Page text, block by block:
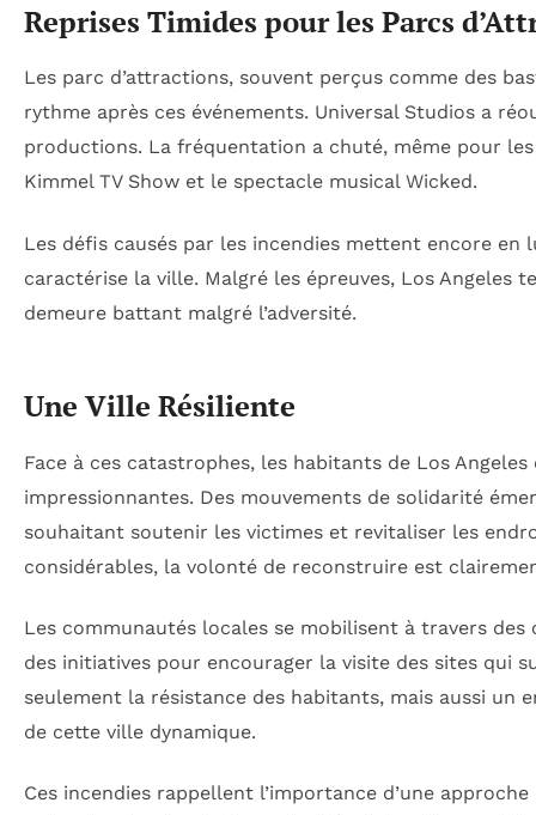
Reprises Timides pour les Parcs
Les parc d’attractions, souvent perçus comme des
rythme après ces événements. Universal Studios a
productions. La fréquentation a chuté, même pour
Kimmel TV Show et le spectacle musical Wicked.
Les défis causés par les incendies mettent encore
caractérise la ville. Malgré les épreuves, Los
demeure battant malgré l’adversité.
Une Ville Résiliente
Face à ces catastrophes, les habitants de Los
impressionnantes. Des mouvements de solidarité
souhaitant soutenir les victimes et revitaliser les
considérables, la volonté de reconstruire est
Les communautés locales se mobilisent à travers
des initiatives pour encourager la visite des sites qui
seulement la résistance des habitants, mais aussi un
de cette ville dynamique.
Ces incendies rappellent l’importance d’une